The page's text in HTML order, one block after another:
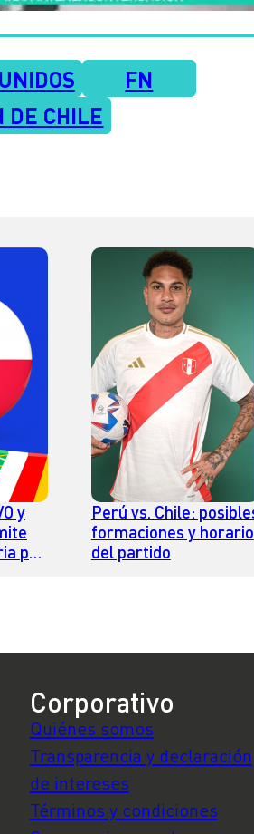
FN
DE CHILE
y
por
Perú vs. Chile:
formaciones y horario
del partido
Corporativo
Quiénes somos
Transparencia y declaración
de intereses
Términos y condiciones